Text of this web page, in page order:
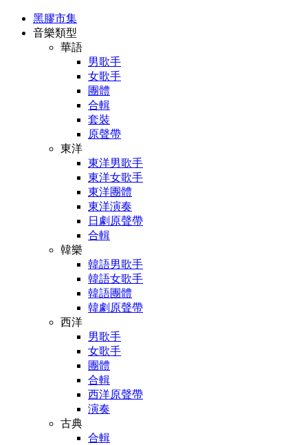
黑膠市集
音樂類型
華語
男歌手
女歌手
團體
合輯
套裝
原聲帶
東洋
東洋男歌手
東洋女歌手
東洋團體
東洋演奏
日劇原聲帶
合輯
韓樂
韓語男歌手
韓語女歌手
韓語團體
韓劇原聲帶
西洋
男歌手
女歌手
團體
合輯
西洋原聲帶
演奏
古典
合輯